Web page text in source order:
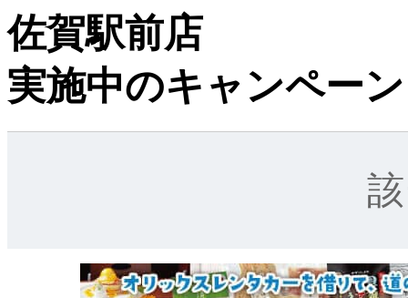
佐賀駅前店
実施中のキャンペーン